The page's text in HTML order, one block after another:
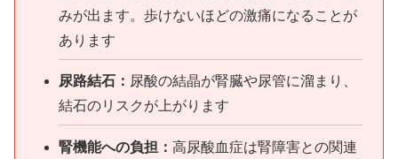
みが出ます。歩けないほどの激痛になることが
あります
尿路結石： 尿酸の結晶が腎臓や尿管に溜まり、
結石のリスクが上がります
腎機能への負担：高尿酸血症は腎障害との関連